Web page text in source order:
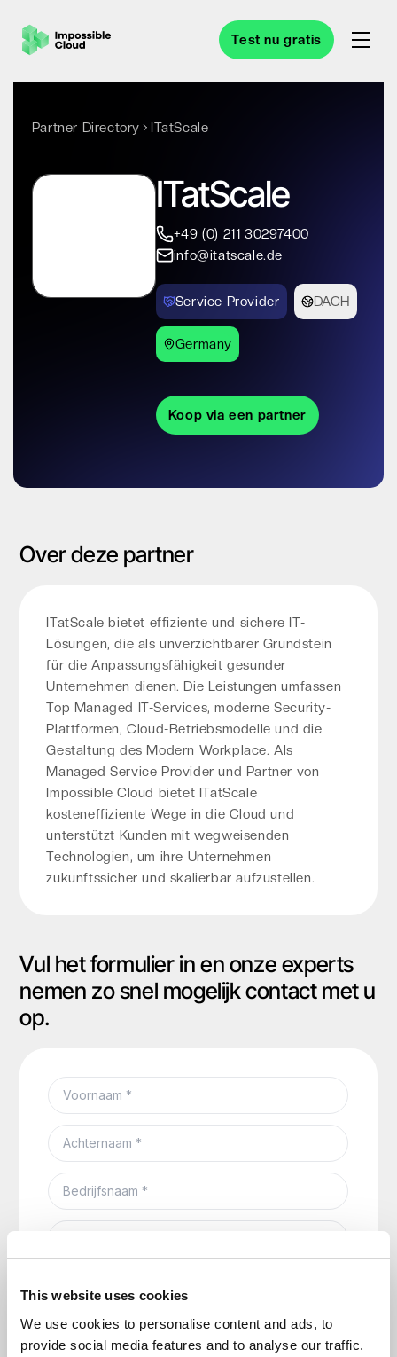
This website uses cookies
We use cookies to personalise content and ads, to
provide social media features and to analyse our traffic.
Test nu gratis
Partner Directory ITatScale
ITatScale
+49 (0) 211 30297400
info@itatscale.de
Service Provider DACH
Germany
Koop via een partner
Over deze partner
ITatScale bietet effiziente und sichere IT-
Lösungen, die als unverzichtbarer Grundstein
für die Anpassungsfähigkeit gesunder
Unternehmen dienen. Die Leistungen umfassen
Top Managed IT-Services, moderne Security-
Plattformen, Cloud-Betriebsmodelle und die
Gestaltung des Modern Workplace. Als
Managed Service Provider und Partner von
Impossible Cloud bietet ITatScale
kosteneffiziente Wege in die Cloud und
unterstützt Kunden mit wegweisenden
Technologien, um ihre Unternehmen
zukunftssicher und skalierbar aufzustellen.
Vul het formulier in en onze experts
nemen zo snel mogelijk contact met u
op.